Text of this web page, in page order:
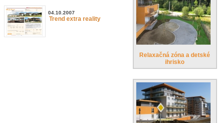
04.10.2007
Trend extra reality
Relaxačná zóna a detské
ihrisko